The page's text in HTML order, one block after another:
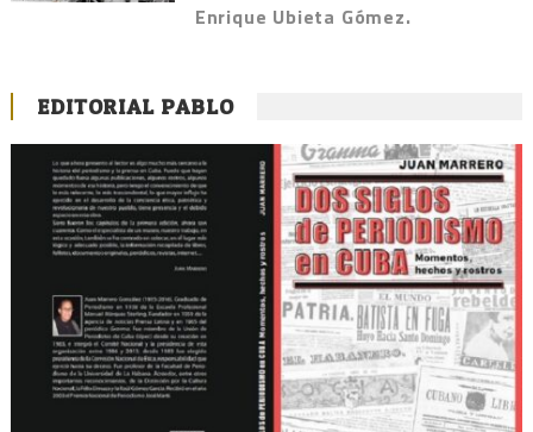
Enrique Ubieta Gómez.
EDITORIAL PABLO